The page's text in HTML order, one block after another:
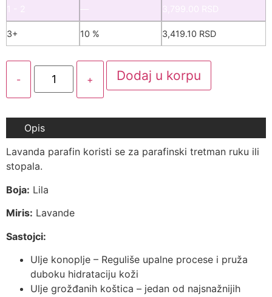
3+ 10 % 3,419.10 RSD
- + Dodaj u korpu
Opis
Lavanda parafin koristi se za parafinski tretman ruku ili
stopala.
Boja: Lila
Miris: Lavande
Sastojci:
Ulje konoplje – Reguliše upalne procese i pruža
duboku hidrataciju koži
Ulje grožđanih koštica – jedan od najsnažnijih